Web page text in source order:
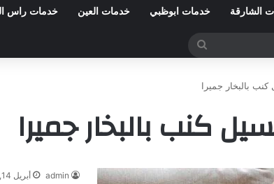
الشارقة خدمات ابوظبي خدمات العين خدمات راس
بحث
بالبخار جميرا
كنب بالبخار جميرا
admin أبريل 14, 2024